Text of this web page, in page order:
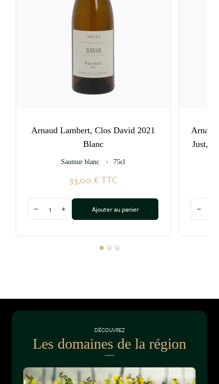
Arnaud Lambert, Clos David 2021
Blanc
Saumur blanc 75cl
33,00 €TTC
Diminuer la quantité
Augmenter la quantité
Ajouter au panier
Just,
DÉCOUVREZ
Les domaines de la région